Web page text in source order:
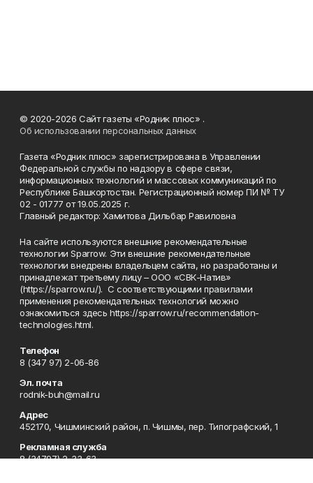
© 2020-2026 Сайт газеты «Родник плюс» .
Об использовании персональных данных
Газета «Родник плюс» зарегистрирована в Управлении
Федеральной службы по надзору в сфере связи,
информационных технологий и массовых коммуникаций по
Республике Башкортостан. Регистрационный номер ПИ № ТУ
02 - 01777 от 19.05.2025 г.
Главный редактор: Хамитова Дильбар Равиловна
На сайте используются внешние рекомендательные
технологии Sparrow. Эти внешние рекомендательные
технологии внедрены владельцем сайта, но разработаны и
принадлежат третьему лицу – ООО «СВК-Натив»
(https://sparrow.ru/). С соответствующими правилами
применения рекомендательных технологий можно
ознакомиться здесь https://sparrow.ru/recommendation-
technologies.html.
Телефон
8 (347 97) 2-06-86
Эл. почта
rodnik-buh@mail.ru
Адрес
452170, Чишминский район, п. Чишмы, пер. Типографский, 1
Рекламная служба
8 (34797) 2-33-63